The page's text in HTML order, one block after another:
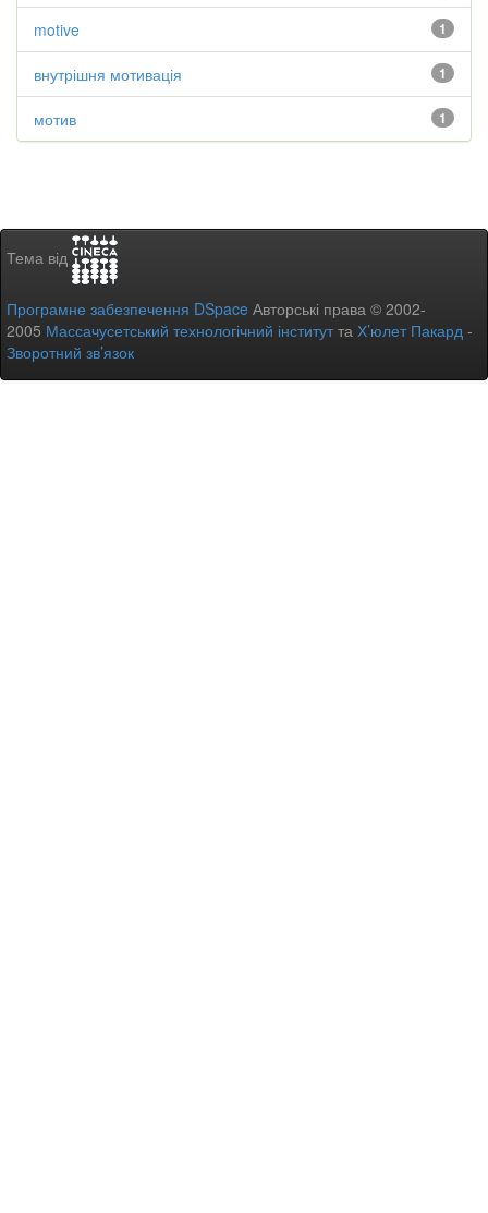
1
motive
1
внутрішня мотивація
1
мотив
Тема від
Програмне забезпечення DSpace Авторські права © 2002-
2005 Массачусетський технологічний інститутта Х’юлет Пакард -
Зворотний зв’язок